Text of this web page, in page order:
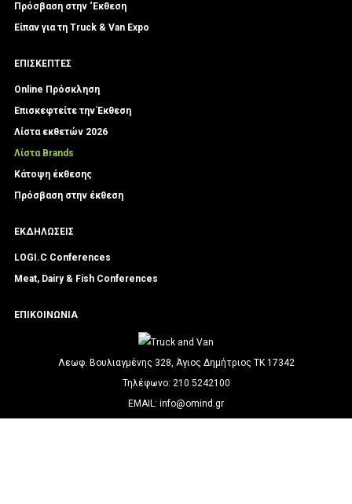
Πρόσβαση στην ‘Εκθεση
Είπαν για τη Truck & Van Expo
ΕΠΙΣΚΕΠΤΕΣ
Online Πρόσκληση
Επισκεφτείτε την Έκθεση
Λίστα εκθετών 2026
Λίστα Brands
Κάτοψη έκθεσης
Πρόσβαση στην έκθεση
ΕΚΔΗΛΩΣΕΙΣ
LOGI.C Conferences
Meat, Dairy & Fish Conferences
ΕΠΙΚΟΙΝΩΝΙΑ
Λεωφ. Βουλιαγμένης 328, Άγιος Δημήτριος ΤΚ 17342
Τηλέφωνο: 210 5242100
EMAIL: info@omind.gr